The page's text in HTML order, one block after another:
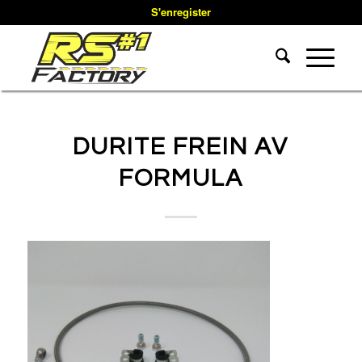
S'enregister
DURITE FREIN AV
FORMULA